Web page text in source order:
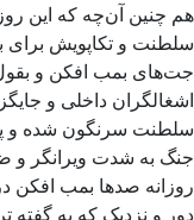
هم چنین آن‌چه که این
سلطنت و تکاپویش
جت‌های بمب افکن و بقول
اشغالگران داخلی و
سلطنت سرنگون شده و
جنگ به شدت ویرانگر و
روزانه صدها بمب افکن
دور و نزدیک که به گفته